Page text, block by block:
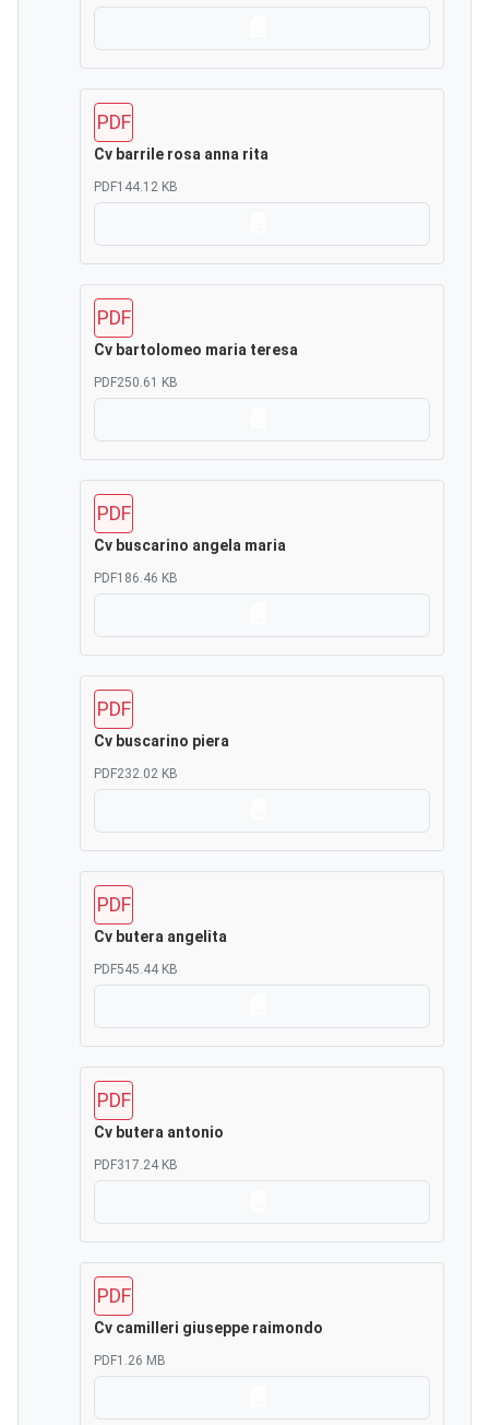
PDF
Cv barrile rosa anna rita
PDF144.12 KB
PDF
Cv bartolomeo maria teresa
PDF250.61 KB
PDF
Cv buscarino angela maria
PDF186.46 KB
PDF
Cv buscarino piera
PDF232.02 KB
PDF
Cv butera angelita
PDF545.44 KB
PDF
Cv butera antonio
PDF317.24 KB
PDF
Cv camilleri giuseppe raimondo
PDF1.26 MB